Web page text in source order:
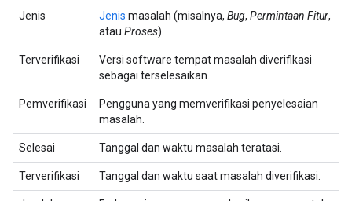
Jenis Jenis masalah (misalnya, Bug, Permintaan Fitur,
atau Proses).
Terverifikasi
Versi software tempat masalah diverifikasi
sebagai terselesaikan.
Pemverifikasi
Pengguna yang memverifikasi penyelesaian
masalah.
Selesai Tanggal dan waktu masalah teratasi.
Terverifikasi Tanggal dan waktu saat masalah diverifikasi.